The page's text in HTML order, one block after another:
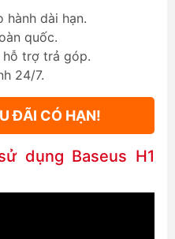
hành dài hạn.
quốc.
hỗ trợ trả góp.
24/7.
ĐÃI CÓ HẠN!
dụng Baseus H1